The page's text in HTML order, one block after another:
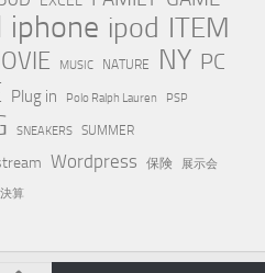
iphone ipod ITEM
MUSIC NATURE NY PC
Plug in Polo Ralph Lauren PSP
SNEAKERS SUMMER
Wordpress 保険 展示会
決算